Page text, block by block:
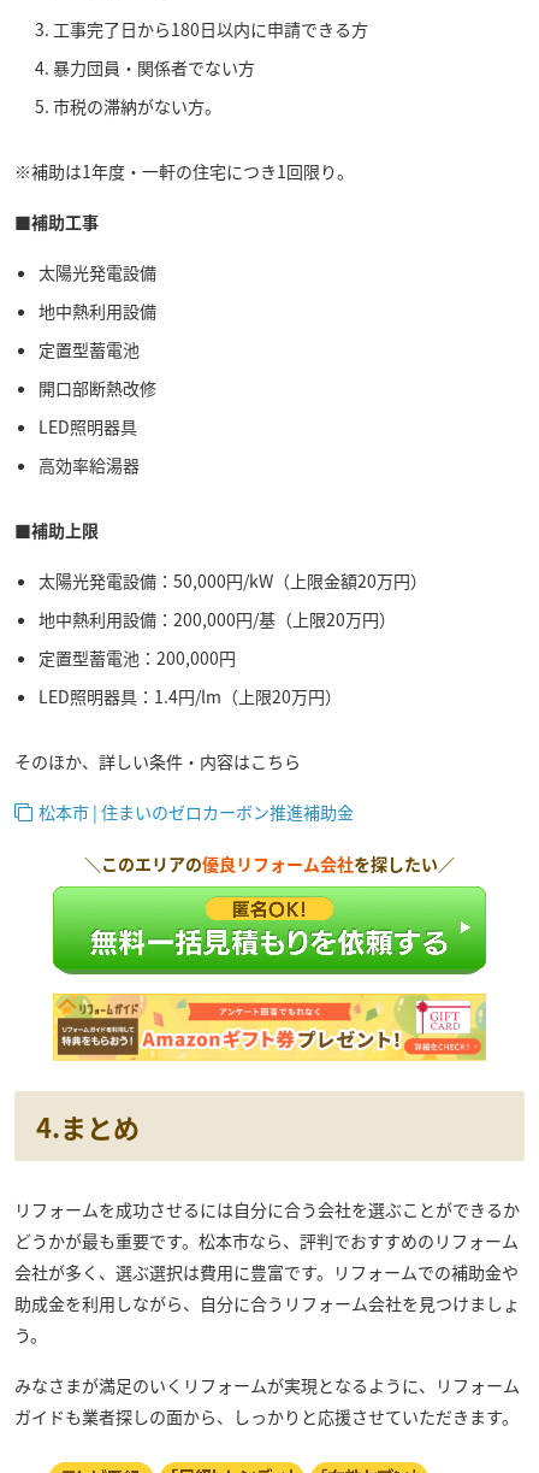
工事完了日から180日以内に申請できる方
暴力団員・関係者でない方
市税の滞納がない方。
※補助は1年度・一軒の住宅につき1回限り。
■補助工事
太陽光発電設備
地中熱利用設備
定置型蓄電池
開口部断熱改修
LED照明器具
高効率給湯器
■補助上限
太陽光発電設備：50,000円/kW（上限金額20万円）
地中熱利用設備： 200,000円/基（上限20万円）
定置型蓄電池： 200,000円
LED照明器具： 1.4円/lm（上限20万円）
そのほか、詳しい条件・内容はこちら
松本市 | 住まいのゼロカーボン推進補助金
＼このエリアの優良リフォーム会社を探したい／
4.まとめ
リフォームを成功させるには自分に合う会社を選ぶことができるか
どうかが最も重要です。松本市なら、評判でおすすめのリフォーム
会社が多く、選ぶ選択は費用に豊富です。リフォームでの補助金や
助成金を利用しながら、自分に合うリフォーム会社を見つけましょ
う。
みなさまが満足のいくリフォームが実現となるように、リフォーム
ガイドも業者探しの面から、しっかりと応援させていただきます。